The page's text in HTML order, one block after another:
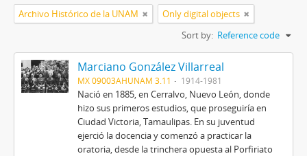
Archivo Histórico de la UNAM
Only digital objects
Sort by: Reference code
Marciano González Villarreal
MX 09003AHUNAM 3.11 1914-1981
Nació en 1885, en Cerralvo, Nuevo León, donde
hizo sus primeros estudios, que proseguiría en
Ciudad Victoria, Tamaulipas. En su juventud
ejerció la docencia y comenzó a practicar la
oratoria, desde la trinchera opuesta al Porfiriato